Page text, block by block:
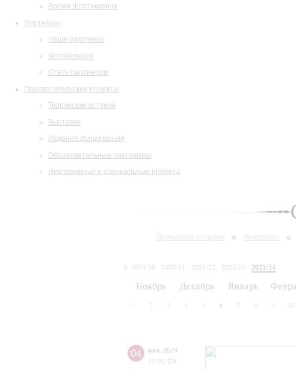
Время Шостаковича
Партнеры
Наши партнеры
Фотогалерея
Стать партнером
Просветительские проекты
Творческие встречи
Выставки
Издания филармонии
Образовательные программы
Инклюзивные и специальные проекты
Творческие встречи Выставки
2019/20 2020/21 2021/22 2022/23
2023/24
Ноябрь Декабрь Январь
2 3 4 5 6 7 8 9 10
04 мая 2024
15:00 Сб